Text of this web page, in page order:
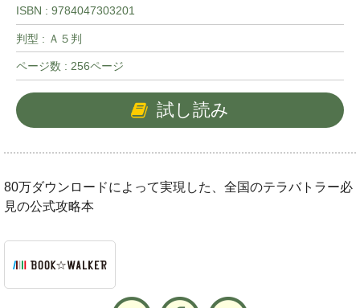
ISBN : 9784047303201
判型 : Ａ５判
ページ数 : 256ページ
試し読み
80万ダウンロードによって実現した、全国のテラバトラー必
見の公式攻略本